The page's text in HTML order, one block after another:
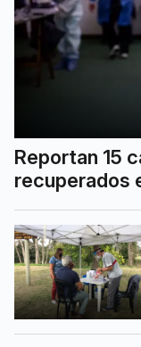
Reportan 15
recuperados